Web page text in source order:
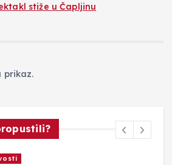
stiže u Čapljinu
prikaz.